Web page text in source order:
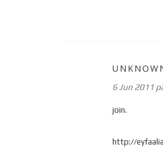
6 Jun 2011
join.
http://